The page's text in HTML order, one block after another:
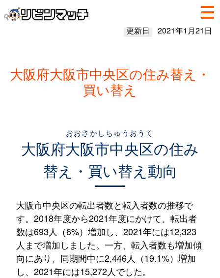
更新日 2021年1月21日
大阪府大阪市中央区の住み替え・
買い替え
大阪府大阪市中央区
おおさかしちゅうおうく
の住み
替え・買い替え動向
大阪市中央区の転出者数と転入者数の推移で
す。2018年度から2021年度にかけて、転出者
数は693人（6%）増加し、2021年には12,323
人まで増加しました。一方、転入者数も増加傾
向にあり、同期間中に2,446人（19.1%）増加
し、2021年には15,272人でした。